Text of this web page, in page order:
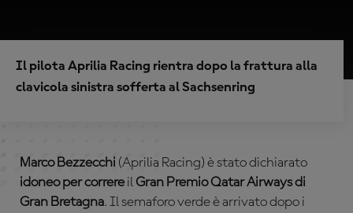
Il pilota Aprilia Racing rientra dopo la frattura alla
clavicola sinistra sofferta al Sachsenring
Marco Bezzecchi (Aprilia Racing) è stato dichiarato
idoneo per correre il Gran Premio Qatar Airways di
Gran Bretagna. Il semaforo verde è arrivato dopo i